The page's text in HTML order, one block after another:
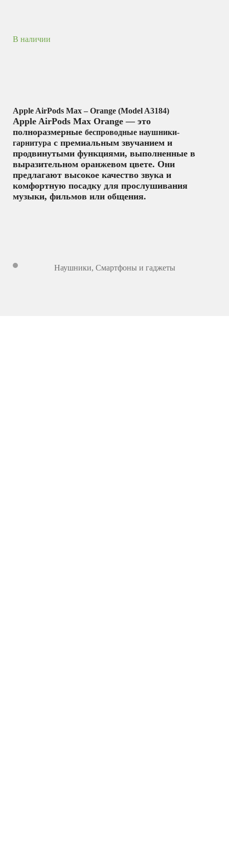
В наличии
Apple AirPods Max – Orange (Model A3184)
Apple AirPods Max Orange — это
полноразмерные беспроводные наушники-
гарнитура с премиальным звучанием и
продвинутыми функциями, выполненные в
выразительном оранжевом цвете. Они
предлагают высокое качество звука и
комфортную посадку для прослушивания
музыки, фильмов или общения.
Наушники, Смартфоны и гаджеты